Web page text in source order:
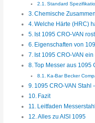
Standard
Chemische
Welche Härte (HRC)
Ist 1095 CRO-VAN
Eigenschaften von
Ist 1095 CRO-VAN
Top Messer aus 1095
Ka-Bar Becker
1095 CRO-VAN Stahl
Fazit
Leitfaden Messerstahl
Alles zu AISI 1095